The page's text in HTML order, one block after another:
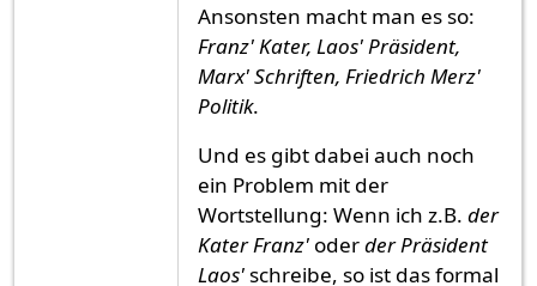
Ansonsten macht man es so:
Franz' Kater, Laos' Präsident,
Marx' Schriften, Friedrich Merz'
Politik.
Und es gibt dabei auch noch
ein Problem mit der
Wortstellung: Wenn ich z.B. der
Kater Franz' oderder Präsident
Laos'schreibe, so ist das formal